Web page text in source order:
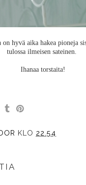
on hyvä aika hakea pioneja
tulossa ilmeisen sateinen.
Ihanaa torstaita!
KLO 22.54